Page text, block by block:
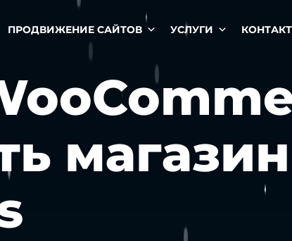
ПРОДВИЖЕНИЕ САЙТОВ УСЛУГИ